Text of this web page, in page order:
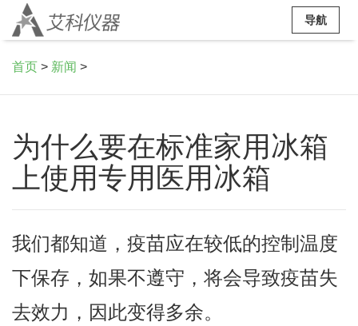
导航
首页 > 新闻 >
为什么要在标准家用冰箱
上使用专用医用冰箱
我们都知道，疫苗应在较低的控制温度
下保存，如果不遵守，将会导致疫苗失
去效力，因此变得多余。